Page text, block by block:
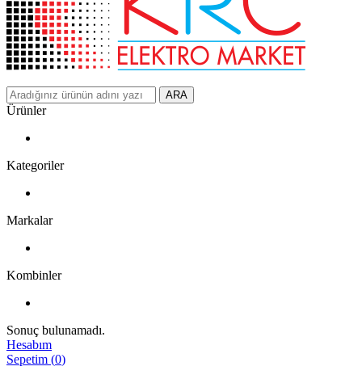
ARA
Ürünler
Kategoriler
Markalar
Kombinler
Sonuç bulunamadı.
Hesabım
Sepetim (0)